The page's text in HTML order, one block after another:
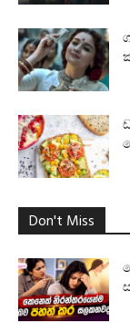
Don't Miss